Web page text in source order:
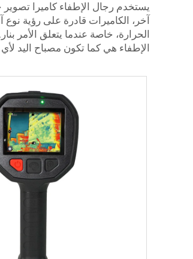
يستخدم رجال الإطفاء كاميرا تصوير
آخر، الكاميرات قادرة على رؤية
الحرارة، خاصة عندما يتعلق الأمر
الإطفاء هي كما تكون مصباح